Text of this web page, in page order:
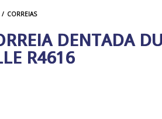
CORREIAS
DENTADA
R4616